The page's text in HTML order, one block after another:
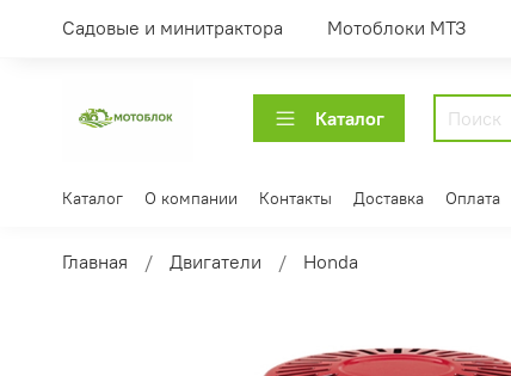
Садовые и минитрактора Мотоблоки МТЗ
Каталог
Каталог О компании Контакты Доставка Оплата
Главная Двигатели Honda